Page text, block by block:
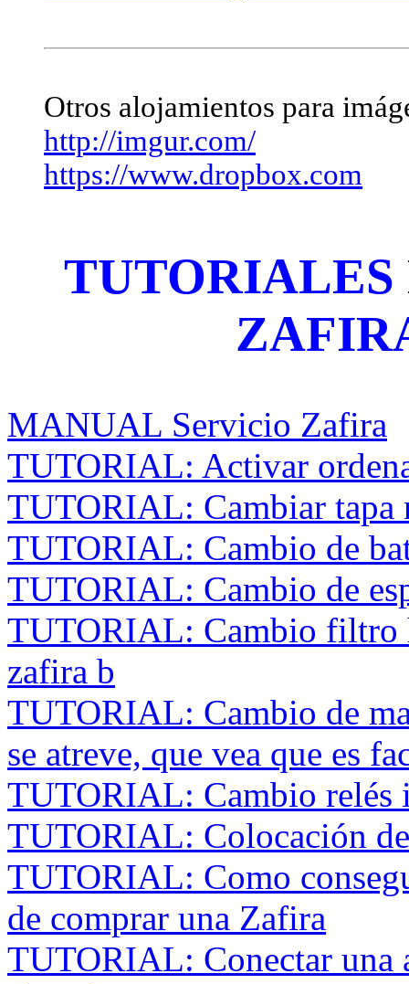
Otros alojamientos para
http://imgur.com/
https://www.dropbox.com
TUTORIALES
MANUAL Servicio Zafira
TUTORIAL: Activar
TUTORIAL: Cambiar
TUTORIAL: Cambio de
TUTORIAL: Cambio de
TUTORIAL: Cambio filtro
zafira b
TUTORIAL: Cambio de
se atreve, que vea que es
TUTORIAL: Cambio relés
TUTORIAL: Colocación
TUTORIAL: Como
de comprar una Zafira
TUTORIAL: Conectar una